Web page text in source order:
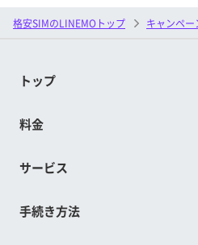
PayPayギフトカード受け取
ます。その場合、本特典の再
「通話オプション割引キャン
能です。
たは割引等と併用することがで
お申し込みから契約まで数日
ルされた場合は、当キャンペ
場合、プラン変更の申し込み
格安SIMのLINEMOトップ キャンペー
トップ
料金
サービス
手続き方法